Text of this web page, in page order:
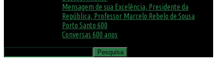
Mensagem de sua Excelência, Presidente da
República, Professor Marcelo Rebelo de Sousa
Porto Santo 600
Conversas 600 anos